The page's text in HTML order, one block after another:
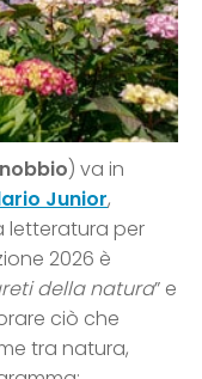
) va in
Junior,
letteratura per
2026 è
della natura” e
ciò che
tra natura,